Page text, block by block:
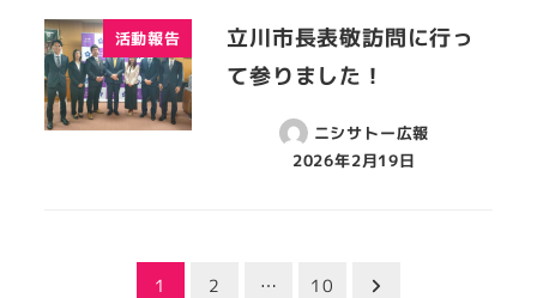
活動報告
立川市長表敬訪問に行っ
て参りました！
ニシサトー広報
2026年2月19日
1 2 … 10